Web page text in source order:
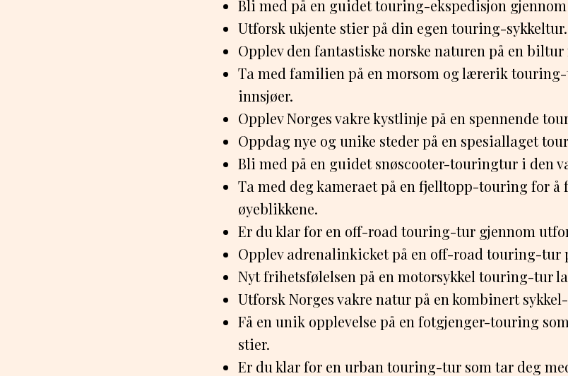
Bli med på en guidet touring-ekspedisjon
Utforsk ukjente stier på din egen touring-sykkeltur.
Opplev den fantastiske norske naturen på en
Ta med familien på en morsom og lærerik
innsjøer.
Opplev Norges vakre kystlinje på en spennende
Oppdag nye og unike steder på en spesiallaget
Bli med på en guidet snøscooter-touringtur i den
Ta med deg kameraet på en fjelltopp-touring for å
øyeblikkene.
Er du klar for en off-road touring-tur gjennom
Opplev adrenalinkicket på en off-road touring-tur
Nyt frihetsfølelsen på en motorsykkel touring-tur
Utforsk Norges vakre natur på en kombinert
Få en unik opplevelse på en fotgjenger-touring
stier.
Er du klar for en urban touring-tur som tar deg